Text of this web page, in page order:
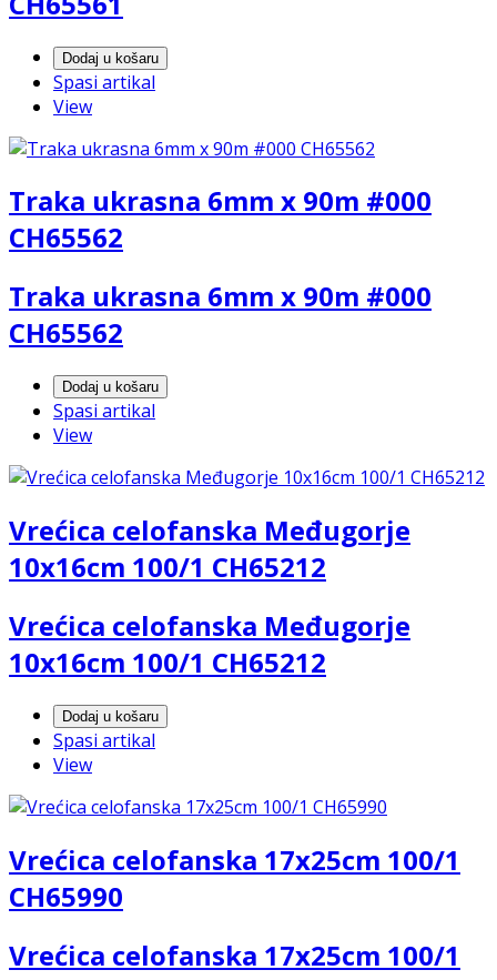
Dodaj u košaru
Spasi artikal
View
Traka ukrasna 6mm x 90m #000
CH65562
Traka ukrasna 6mm x 90m #000
CH65562
Dodaj u košaru
Spasi artikal
View
Vrećica celofanska Međugorje
10x16cm 100/1 CH65212
Vrećica celofanska Međugorje
10x16cm 100/1 CH65212
Dodaj u košaru
Spasi artikal
View
Vrećica celofanska 17x25cm 100/1
CH65990
Vrećica celofanska 17x25cm 100/1